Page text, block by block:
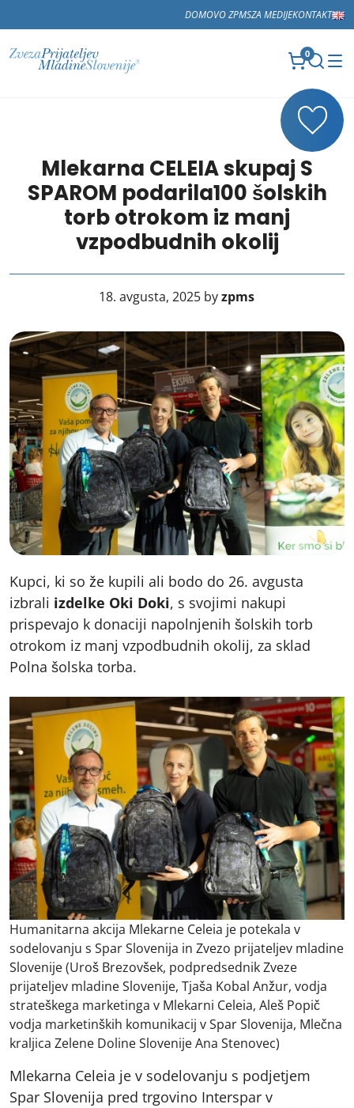
DOMOVO ZPMSZA MEDIJEKONTAKT
0
Mlekarna CELEIA skupaj S
SPAROM podarila100 šolskih
torb otrokom iz manj
vzpodbudnih okolij
18. avgusta, 2025 byzpms
Kupci, ki so že kupili ali bodo do 26. avgusta
izbrali izdelke Oki Doki, s svojimi nakupi
prispevajo k donaciji napolnjenih šolskih torb
otrokom iz manj vzpodbudnih okolij, za sklad
Polna šolska torba.
Humanitarna akcija Mlekarne Celeia je potekala v
sodelovanju s Spar Slovenija in Zvezo prijateljev mladine
Slovenije (Uroš Brezovšek, podpredsednik Zveze
prijateljev mladine Slovenije, Tjaša Kobal Anžur, vodja
strateškega marketinga v Mlekarni Celeia, Aleš Popič
vodja marketinških komunikacij v Spar Slovenija, Mlečna
kraljica Zelene Doline Slovenije Ana Stenovec)
Mlekarna Celeia je v sodelovanju s podjetjem
Spar Slovenija pred trgovino Interspar v